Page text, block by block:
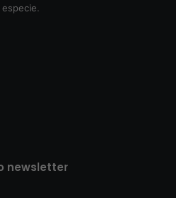
especie.
newsletter